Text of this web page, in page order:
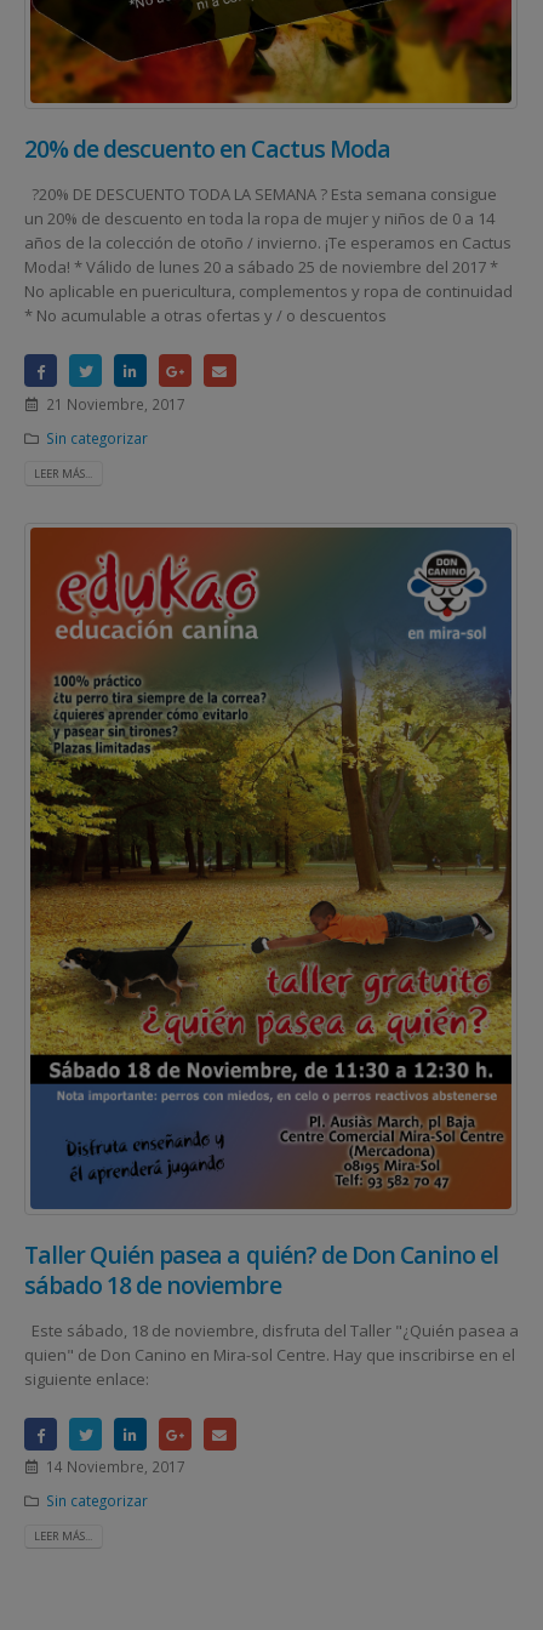
20% de descuento en Cactus Moda
?20% DE DESCUENTO TODA LA SEMANA ? Esta semana consigue
un 20% de descuento en toda la ropa de mujer y niños de 0 a 14
años de la colección de otoño / invierno. ¡Te esperamos en Cactus
Moda! * Válido de lunes 20 a sábado 25 de noviembre del 2017 *
No aplicable en puericultura, complementos y ropa de continuidad
* No acumulable a otras ofertas y / o descuentos
21 Noviembre, 2017
Sin categorizar
LEER MÁS...
Taller Quién pasea a quién? de Don Canino el
sábado 18 de noviembre
Este sábado, 18 de noviembre, disfruta del Taller "¿Quién pasea a
quien" de Don Canino en Mira-sol Centre. Hay que inscribirse en el
siguiente enlace:
14 Noviembre, 2017
Sin categorizar
LEER MÁS...